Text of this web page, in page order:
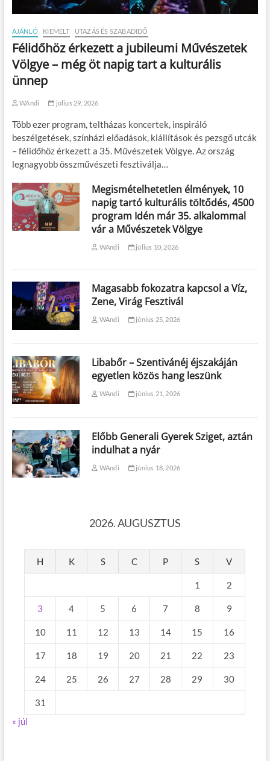
AJÁNLÓ KIEMELT UTAZÁS ÉS SZABADIDŐ
Félidőhöz érkezett a jubileumi Művészetek
Völgye – még öt napig tart a kulturális
ünnep
WAndi július 29, 2026
Több ezer program, teltházas koncertek, inspiráló
beszélgetések, színházi előadások, kiállítások és pezsgő utcák
– félidőhöz érkezett a 35. Művészetek Völgye. Az ország
legnagyobb összművészeti fesztiválja…
Megismételhetetlen élmények, 10
napig tartó kulturális töltődés, 4500
program Idén már 35. alkalommal
vár a Művészetek Völgye
WAndi július 10, 2026
Magasabb fokozatra kapcsol a Víz,
Zene, Virág Fesztivál
WAndi június 25, 2026
Libabőr – Szentivánéj éjszakáján
egyetlen közös hang leszünk
WAndi június 21, 2026
Előbb Generali Gyerek Sziget, aztán
indulhat a nyár
WAndi június 18, 2026
2026. AUGUSZTUS
H K S C P S V
1 2
3 4 5 6 7 8 9
10 11 12 13 14 15 16
17 18 19 20 21 22 23
24 25 26 27 28 29 30
31
« júl